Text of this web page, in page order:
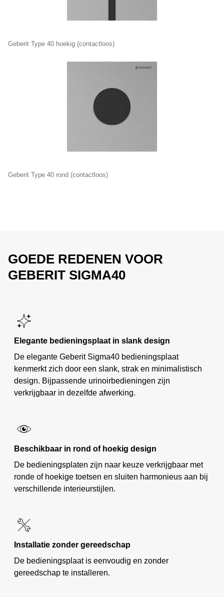
Geberit Type 40 hoekig (contactloos)
Geberit Type 40 rond (contactloos)
GOEDE REDENEN VOOR
GEBERIT SIGMA40
Elegante bedieningsplaat in slank design
De elegante Geberit Sigma40 bedieningsplaat
kenmerkt zich door een slank, strak en minimalistisch
design. Bijpassende urinoirbedieningen zijn
verkrijgbaar in dezelfde afwerking.
Beschikbaar in rond of hoekig design
De bedieningsplaten zijn naar keuze verkrijgbaar met
ronde of hoekige toetsen en sluiten harmonieus aan bij
verschillende interieurstijlen.
Installatie zonder gereedschap
De bedieningsplaat is eenvoudig en zonder
gereedschap te installeren.